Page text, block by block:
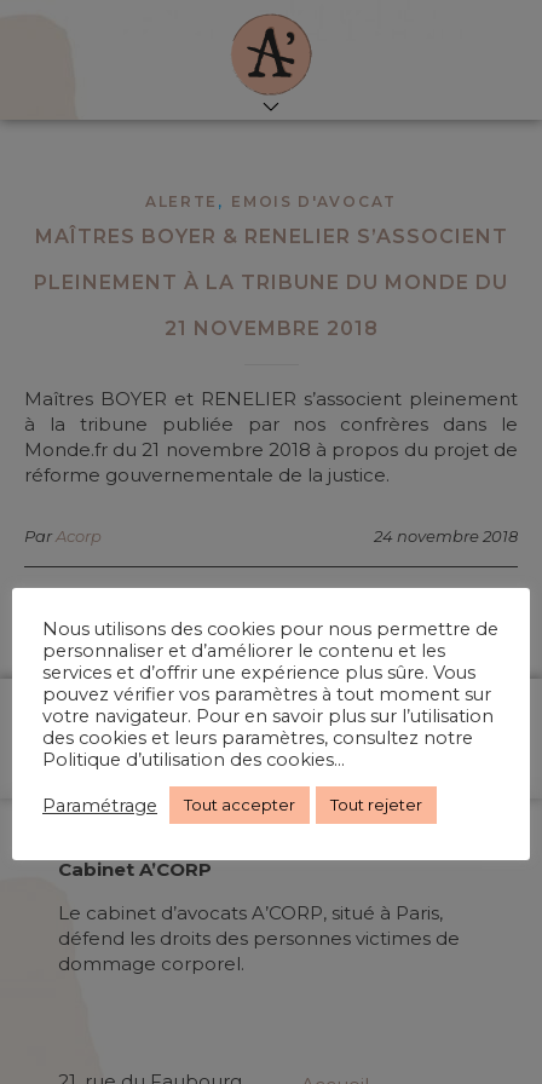
ALERTE , EMOIS D'AVOCAT
MAÎTRES BOYER & RENELIER S’ASSOCIENT
PLEINEMENT À LA TRIBUNE DU MONDE DU
21 NOVEMBRE 2018
Maîtres BOYER et RENELIER s’associent pleinement
à la tribune publiée par nos confrères dans le
Monde.fr du 21 novembre 2018 à propos du projet de
réforme gouvernementale de la justice.
ParAcorp 24 novembre 2018
Cabinet A’CORP
Le cabinet d’avocats A’CORP, situé à Paris,
défend les droits des personnes victimes de
dommage corporel.
Nous utilisons des cookies pour nous permettre de
personnaliser et d’améliorer le contenu et les
services et d’offrir une expérience plus sûre. Vous
pouvez vérifier vos paramètres à tout moment sur
votre navigateur. Pour en savoir plus sur l’utilisation
des cookies et leurs paramètres, consultez notre
Politique d’utilisation des cookies...
Paramétrage Tout accepter Tout rejeter